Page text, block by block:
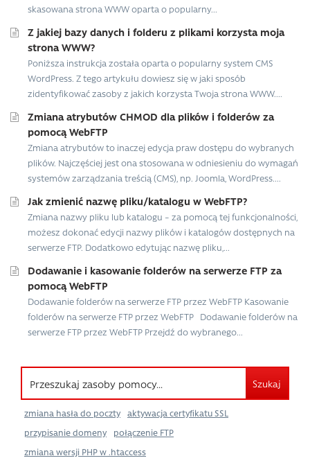
skasowana strona WWW oparta o popularny...
Z jakiej bazy danych i folderu z plikami korzysta moja
strona WWW?
Poniższa instrukcja została oparta o popularny system CMS
WordPress. Z tego artykułu dowiesz się w jaki sposób
zidentyfikować zasoby z jakich korzysta Twoja strona WWW....
Zmiana atrybutów CHMOD dla plików i folderów za
pomocą WebFTP
Zmiana atrybutów to inaczej edycja praw dostępu do wybranych
plików. Najczęściej jest ona stosowana w odniesieniu do wymagań
systemów zarządzania treścią (CMS), np. Joomla, WordPress....
Jak zmienić nazwę pliku/katalogu w WebFTP?
Zmiana nazwy pliku lub katalogu – za pomocą tej funkcjonalności,
możesz dokonać edycji nazwy plików i katalogów dostępnych na
serwerze FTP. Dodatkowo edytując nazwę pliku,...
Dodawanie i kasowanie folderów na serwerze FTP za
pomocą WebFTP
Dodawanie folderów na serwerze FTP przez WebFTP Kasowanie
folderów na serwerze FTP przez WebFTP Dodawanie folderów na
serwerze FTP przez WebFTP Przejdź do wybranego...
Szukaj
zmiana hasła do poczty
aktywacja certyfikatu SSL
przypisanie domeny
połączenie FTP
zmiana wersji PHP w .htaccess